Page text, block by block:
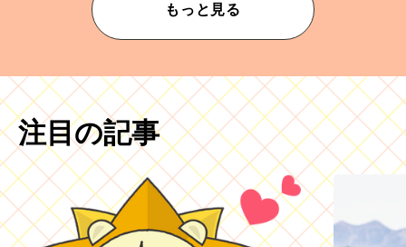
もっと見る
注目の記事